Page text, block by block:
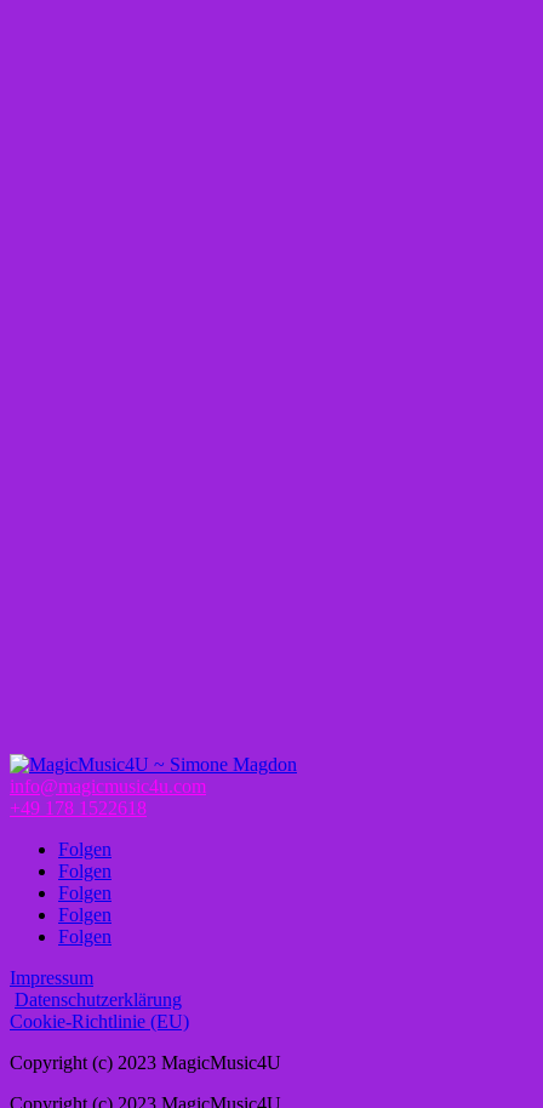
info@magicmusic4u.com
+49 178 1522618
Folgen
Folgen
Folgen
Folgen
Folgen
Impressum
Datenschutzerklärung
Cookie-Richtlinie (EU)
Copyright (c) 2023 MagicMusic4U
Copyright (c) 2023 MagicMusic4U